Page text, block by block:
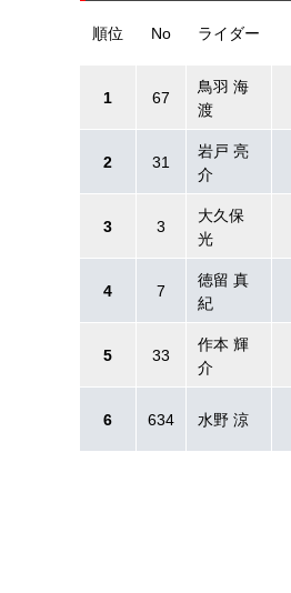
順位 No ライダー
1 67
鳥羽 海
渡
2 31
岩戸 亮
介
3 3
大久保
光
4 7
徳留 真
紀
5 33
作本 輝
介
6 634 水野 涼